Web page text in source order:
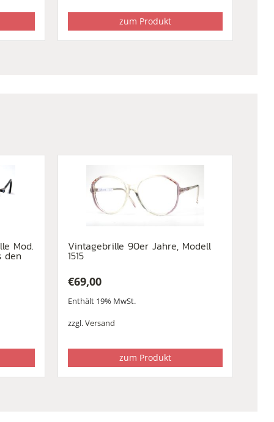
zum Produkt
Mod.
den
Vintagebrille 90er Jahre, Modell
1515
€69,00
Enthält 19% MwSt.
zzgl.Versand
zum Produkt